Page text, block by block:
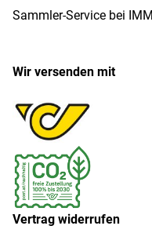
Sammler-Service bei IMM
Wir versenden mit
Vertrag widerrufen